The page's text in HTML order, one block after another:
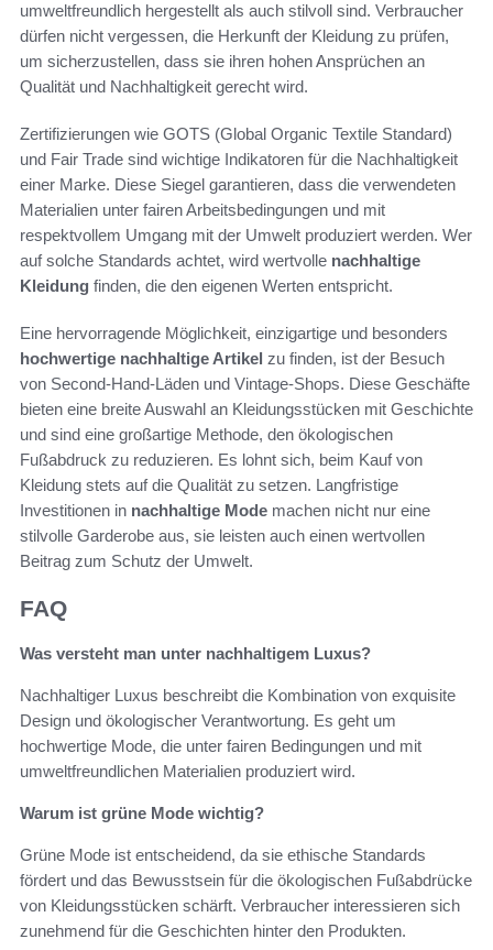
umweltfreundlich hergestellt als auch stilvoll sind. Verbraucher
dürfen nicht vergessen, die Herkunft der Kleidung zu prüfen,
um sicherzustellen, dass sie ihren hohen Ansprüchen an
Qualität und Nachhaltigkeit gerecht wird.
Zertifizierungen wie GOTS (Global Organic Textile Standard)
und Fair Trade sind wichtige Indikatoren für die Nachhaltigkeit
einer Marke. Diese Siegel garantieren, dass die verwendeten
Materialien unter fairen Arbeitsbedingungen und mit
respektvollem Umgang mit der Umwelt produziert werden. Wer
auf solche Standards achtet, wird wertvolle nachhaltige
Kleidung finden, die den eigenen Werten entspricht.
Eine hervorragende Möglichkeit, einzigartige und besonders
hochwertige nachhaltige Artikel zu finden, ist der Besuch
von Second-Hand-Läden und Vintage-Shops. Diese Geschäfte
bieten eine breite Auswahl an Kleidungsstücken mit Geschichte
und sind eine großartige Methode, den ökologischen
Fußabdruck zu reduzieren. Es lohnt sich, beim Kauf von
Kleidung stets auf die Qualität zu setzen. Langfristige
Investitionen in nachhaltige Mode machen nicht nur eine
stilvolle Garderobe aus, sie leisten auch einen wertvollen
Beitrag zum Schutz der Umwelt.
FAQ
Was versteht man unter nachhaltigem Luxus?
Nachhaltiger Luxus beschreibt die Kombination von exquisite
Design und ökologischer Verantwortung. Es geht um
hochwertige Mode, die unter fairen Bedingungen und mit
umweltfreundlichen Materialien produziert wird.
Warum ist grüne Mode wichtig?
Grüne Mode ist entscheidend, da sie ethische Standards
fördert und das Bewusstsein für die ökologischen Fußabdrücke
von Kleidungsstücken schärft. Verbraucher interessieren sich
zunehmend für die Geschichten hinter den Produkten.